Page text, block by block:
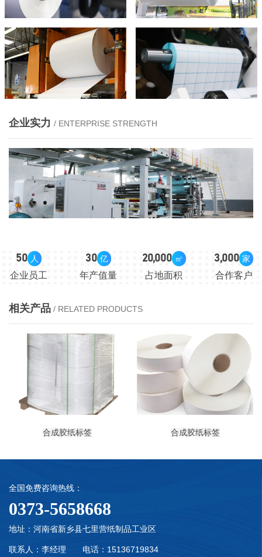
企业实力 / ENTERPRISE STRENGTH
50 人
企业员工
30 亿
年产值量
20,000 ㎡
占地面积
3,000 家
合作客户
相关产品 / RELATED PRODUCTS
合成胶纸标签 合成胶纸标签
全国免费咨询热线：
0373-5658668
地址：河南省新乡县七里营纸制品工业区
联系人：李经理 电话：15136719834